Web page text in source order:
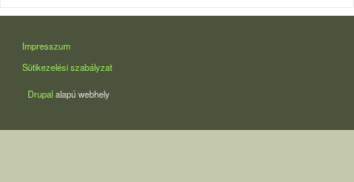
LÁBLÉC
Impresszum
Sütikezelési szabályzat
Drupalalapú webhely